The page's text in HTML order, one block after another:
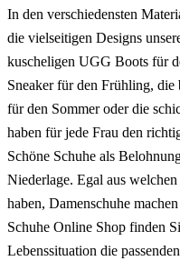
In den verschiedensten
die vielseitigen Designs
kuscheligen UGG Boots für
Sneaker für den Frühling,
für den Sommer oder die
haben für jede Frau den
Schöne Schuhe als
Niederlage. Egal aus
haben, Damenschuhe
Schuhe Online Shop finden
Lebenssituation die